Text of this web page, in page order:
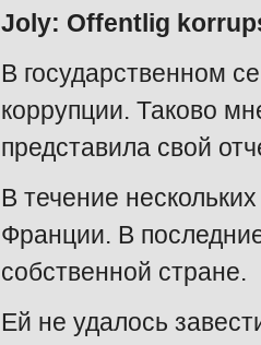
Joly: Offentlig
В государственном
коррупции. Таково
представила свой
В течение
Франции. В
собственной стране.
Ей не удалось